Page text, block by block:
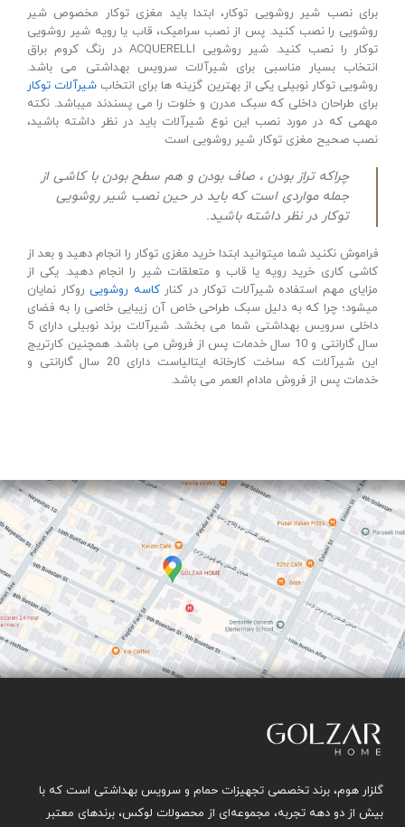
برای نصب شیر روشویی توکار، ابتدا باید مغزی توکار مخصوص شیر
روشویی را نصب کنید. پس از نصب سرامیک، قاب یا رویه شیر روشویی
توکار را نصب کنید. شیر روشویی ACQUERELLI در رنگ کروم براق
انتخاب بسیار مناسبی برای شیرآلات سرویس بهداشتی می باشد.
روشویی توکار نوبیلی یکی از بهترین گزینه ها برای انتخاب شیرآلات توکار
برای طراحان داخلی که سبک مدرن و خلوت را می پسندند میباشد. نکته
مهمی که در مورد نصب این نوع شیرآلات باید در نظر داشته باشید،
نصب صحیح مغزی توکار شیر روشویی است
چراکه تراز بودن ، صاف بودن و هم سطح بودن با کاشی از
جمله مواردی است که باید در حین نصب شیر روشویی
توکار در نظر داشته باشید.
فراموش نکنید شما میتوانید ابتدا خرید مغزی توکار را انجام دهید و بعد از
کاشی کاری خرید رویه یا قاب و متعلقات شیر را انجام دهید. یکی از
مزایای مهم استفاده شیرآلات توکار در کنارکاسه روشویی روکار نمایان
میشود؛ چرا که به دلیل سبک طراحی خاص آن زیبایی خاصی را به فضای
داخلی سرویس بهداشتی شما می بخشد. شیرآلات برند نوبیلی دارای 5
سال گارانتی و 10 سال خدمات پس از فروش می باشد. همچنین کارتریج
این شیرآلات که ساخت کارخانه ایتالیاست دارای 20 سال گارانتی و
خدمات پس از فروش مادام العمر می باشد.
گلزار هوم، برند تخصصی تجهیزات حمام و سرویس بهداشتی است که با
بیش از دو دهه تجربه، مجموعه‌ای از محصولات لوکس، برندهای معتبر